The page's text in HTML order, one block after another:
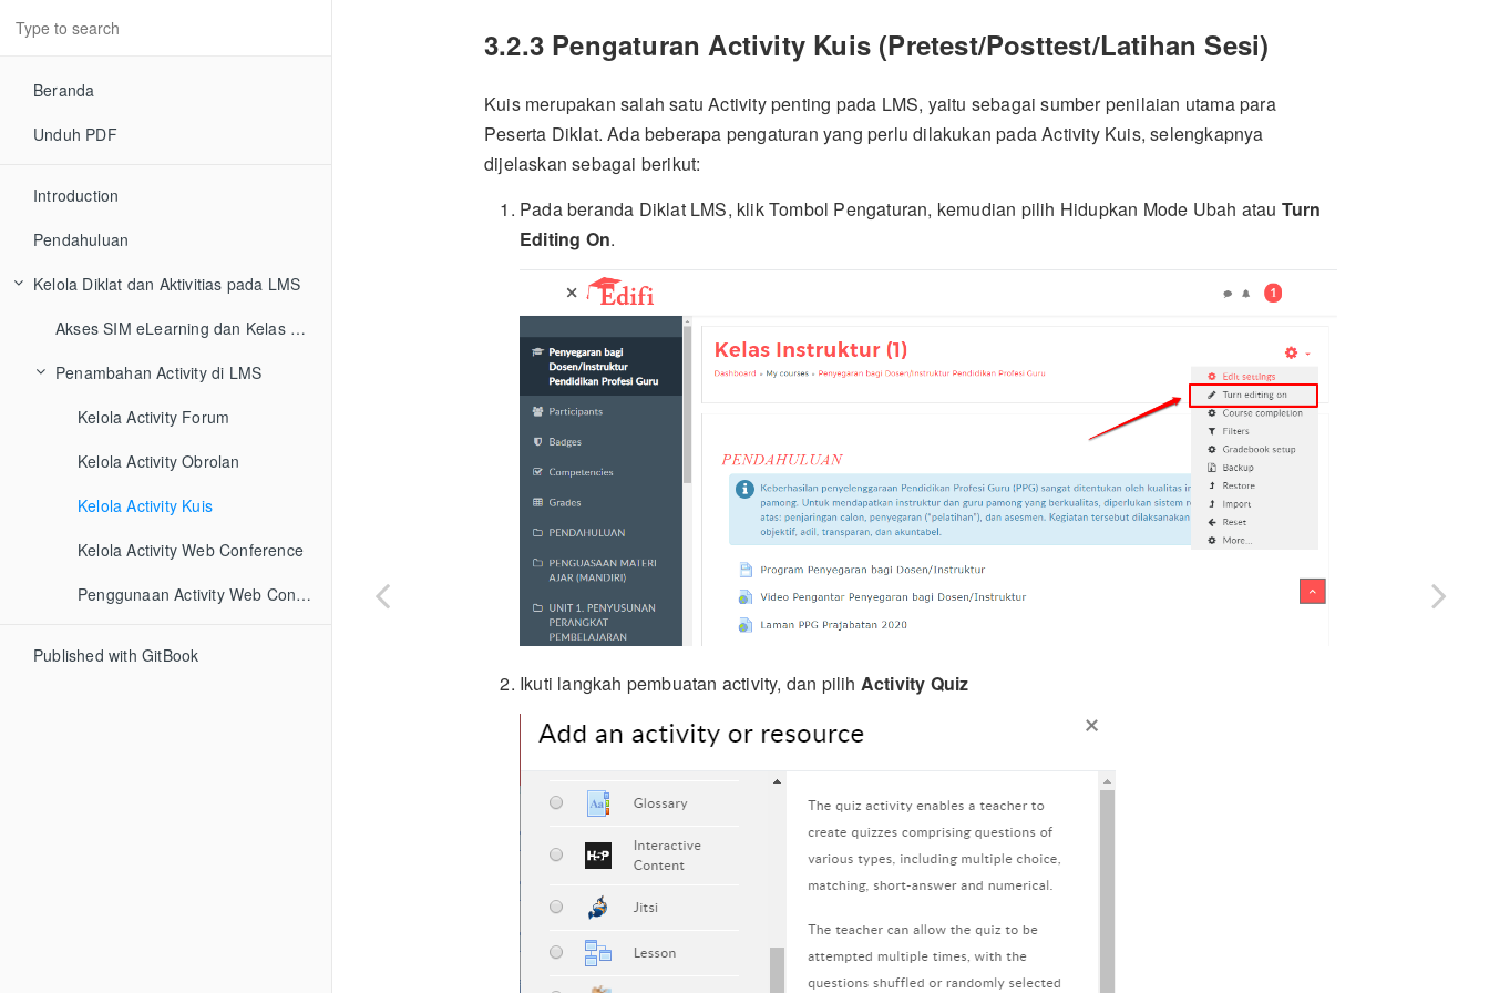
Beranda
Unduh PDF
Introduction
Pendahuluan
Kelola Diklat dan Aktivitias pada LMS
Akses SIM eLearning dan Kelas LMS
Penambahan Activity di LMS
Kelola Activity Forum
Kelola Activity Obrolan
Kelola Activity Kuis
Kelola Activity Web Conference
Penggunaan Activity Web Conference
Published with GitBook
3.2.3 Pengaturan Activity Kuis (Pretest/Posttest/Latihan Sesi)
Kuis merupakan salah satu Activity penting pada LMS, yaitu sebagai sumber penilaian utama para
Peserta Diklat. Ada beberapa pengaturan yang perlu dilakukan pada Activity Kuis, selengkapnya
dijelaskan sebagai berikut:
Pada beranda Diklat LMS, klik Tombol Pengaturan, kemudian pilih Hidupkan Mode Ubah atau Turn
Editing On.
Ikuti langkah pembuatan activity, dan pilih Activity Quiz